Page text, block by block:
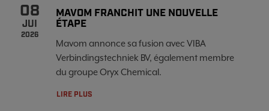
08
JUI
2026
MAVOM FRANCHIT UNE NOUVELLE
ÉTAPE
Mavom annonce sa fusion avec VIBA
Verbindingstechniek BV, également membre
du groupe Oryx Chemical.
LIRE PLUS